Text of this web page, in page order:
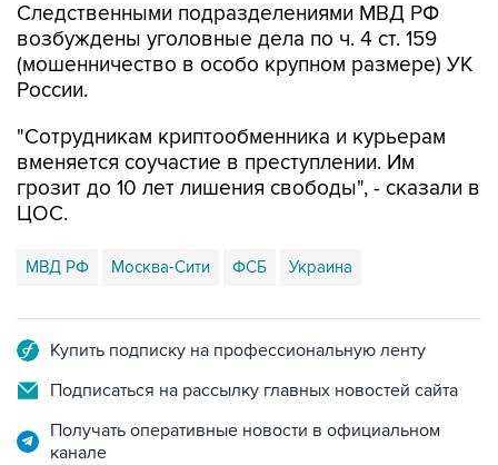
Следственными подразделениями МВД РФ
возбуждены уголовные дела по ч. 4 ст. 159
(мошенничество в особо крупном размере) УК
России.
"Сотрудникам криптообменника и курьерам
вменяется соучастие в преступлении. Им
грозит до 10 лет лишения свободы", - сказали в
ЦОС.
МВД РФ Москва-Сити ФСБ Украина
Купить подписку на профессиональную ленту
Подписаться на рассылку главных новостей сайта
Получать оперативные новости в официальном
канале